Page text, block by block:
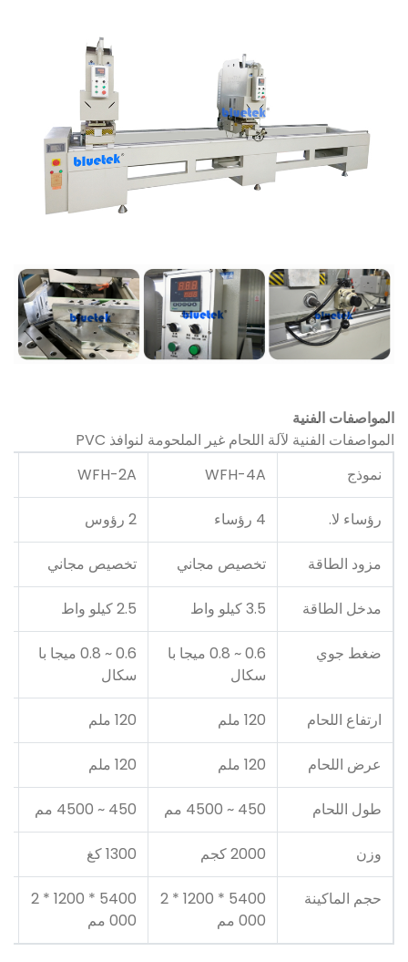
المواصفات الفنية
المواصفات الفنية لآلة اللحام غير الملحومة لنوافذ PVC
نموذج
WFH-4A
WFH-2A
رؤساء لا. 4 رؤساء 2 رؤوس
مزود الطاقة تخصيص مجاني تخصيص مجاني
مدخل الطاقة 3.5 كيلو واط 2.5 كيلو واط
ضغط جوي
0.6 ~ 0.8 ميجا با
سكال
0.6 ~ 0.8 ميجا با
سكال
ارتفاع اللحام 120 ملم 120 ملم
عرض اللحام 120 ملم 120 ملم
طول اللحام 450 ~ 4500 مم 450 ~ 4500 مم
وزن 2000 كجم 1300 كغ
حجم الماكينة
5400 * 1200 * 2
000 مم
5400 * 1200 * 2
000 مم